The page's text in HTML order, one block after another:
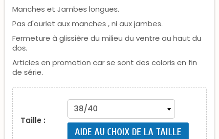
Manches et Jambes longues.
Pas d'ourlet aux manches , ni aux jambes.
Fermeture à glissière du milieu du ventre au haut du
dos.
Articles en promotion car se sont des coloris en fin
de série.
Taille :
AIDE AU CHOIX DE LA TAILLE